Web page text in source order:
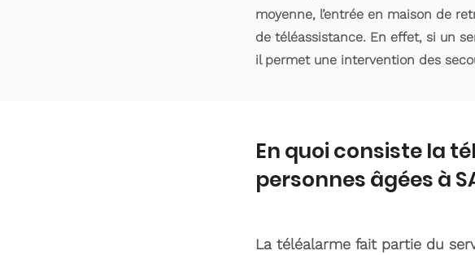
moyenne, l’entrée en maison de
de téléassistance. En effet, si un
il permet une intervention des
En quoi consiste la
personnes âgées à
La téléalarme fait partie du